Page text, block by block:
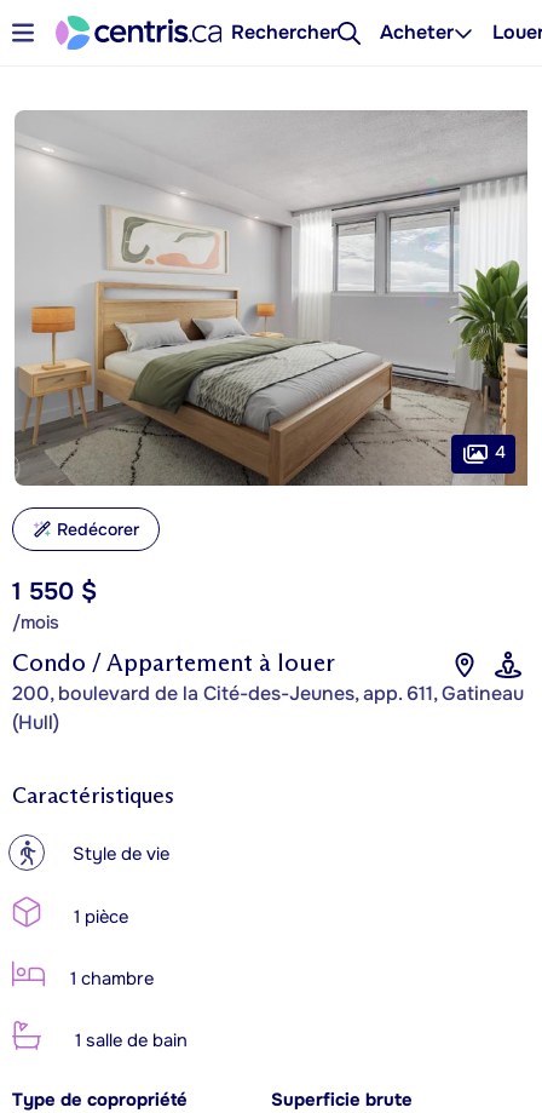
Rechercher Acheter
Condo / Appartement à louer
200, boulevard de la Cité-des-Jeunes, app. 611, Gatineau
(Hull)
1 550 $
/mois
4
Redécorer
Caractéristiques
? Style de vie
1 pièce
1 chambre
1 salle de bain
Type de copropriété
Superficie brute